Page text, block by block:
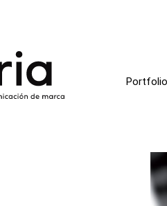
Portfolio